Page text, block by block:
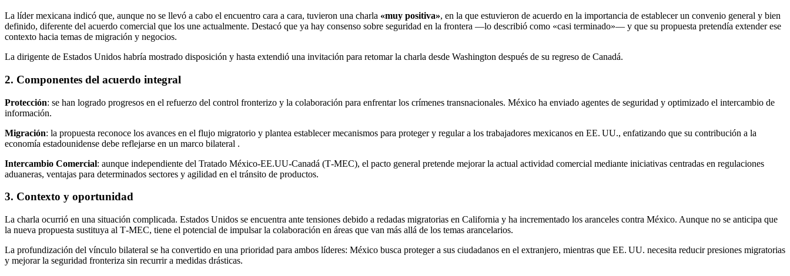
La líder mexicana indicó que, aunque no se llevó a cabo el encuentro cara a cara, tuvieron una charla «muy positiva», en la que estuvieron de acuerdo en la importancia de establecer un convenio general y bien
definido, diferente del acuerdo comercial que los une actualmente. Destacó que ya hay consenso sobre seguridad en la frontera —lo describió como «casi terminado»— y que su propuesta pretendía extender ese
contexto hacia temas de migración y negocios.
La dirigente de Estados Unidos habría mostrado disposición y hasta extendió una invitación para retomar la charla desde Washington después de su regreso de Canadá.
2. Componentes del acuerdo integral
Protección: se han logrado progresos en el refuerzo del control fronterizo y la colaboración para enfrentar los crímenes transnacionales. México ha enviado agentes de seguridad y optimizado el intercambio de
información.
Migración: la propuesta reconoce los avances en el flujo migratorio y plantea establecer mecanismos para proteger y regular a los trabajadores mexicanos en EE. UU., enfatizando que su contribución a la
economía estadounidense debe reflejarse en un marco bilateral .
Intercambio Comercial: aunque independiente del Tratado México‑EE.UU‑Canadá (T‑MEC), el pacto general pretende mejorar la actual actividad comercial mediante iniciativas centradas en regulaciones
aduaneras, ventajas para determinados sectores y agilidad en el tránsito de productos.
3. Contexto y oportunidad
La charla ocurrió en una situación complicada. Estados Unidos se encuentra ante tensiones debido a redadas migratorias en California y ha incrementado los aranceles contra México. Aunque no se anticipa que
la nueva propuesta sustituya al T‑MEC, tiene el potencial de impulsar la colaboración en áreas que van más allá de los temas arancelarios.
La profundización del vínculo bilateral se ha convertido en una prioridad para ambos líderes: México busca proteger a sus ciudadanos en el extranjero, mientras que EE. UU. necesita reducir presiones migratorias
y mejorar la seguridad fronteriza sin recurrir a medidas drásticas.